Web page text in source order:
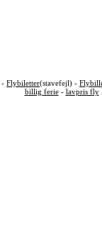
- Flybiletter(stavefejl) -
billig ferie- lavpris fly